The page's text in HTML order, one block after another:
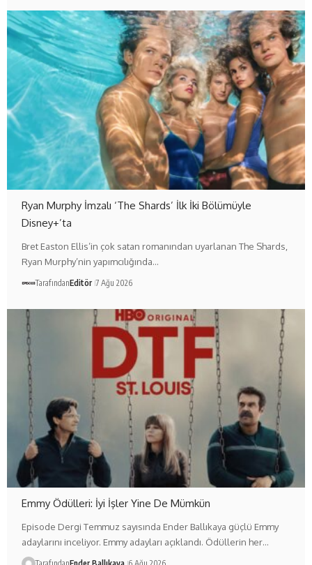
Ryan Murphy İmzalı ‘The Shards’ İlk İki Bölümüyle
Disney+’ta
Bret Easton Ellis’in çok satan romanından uyarlanan The Shards,
Ryan Murphy’nin yapımcılığında…
TarafındanEditör 7 Ağu 2026
Emmy Ödülleri: İyi İşler Yine De Mümkün
Episode Dergi Temmuz sayısında Ender Ballıkaya güçlü Emmy
adaylarını inceliyor. Emmy adayları açıklandı. Ödüllerin her…